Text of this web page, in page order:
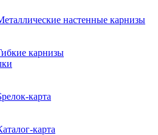
настенные карнизы
карнизы
карта
карта